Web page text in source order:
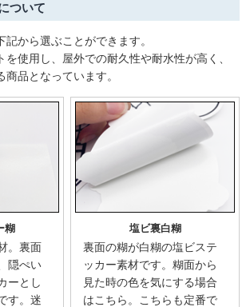
ついて
から選ぶことができます。
を使用し、屋外での耐久性や耐水性が高く、
品となっています。
糊
。裏面
隠ぺい
ーとし
す。迷
塩ビ裏白糊
裏面の糊が白糊の塩ビステ
ッカー素材です。糊面から
見た時の色を気にする場合
はこちら。こちらも定番で